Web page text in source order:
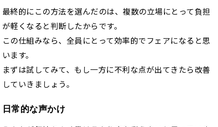
最終的にこの方法を選んだのは、複数の立場にとって負担
が軽くなると判断したからです。
この仕組みなら、全員にとって効率的でフェアになると思
います。
まずは試してみて、もし一方に不利な点が出てきたら改善
していきましょう。
日常的な声かけ